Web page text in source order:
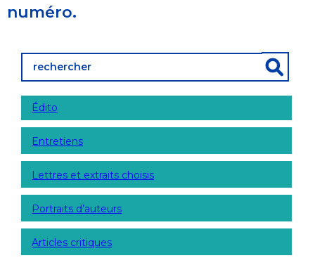
numéro.
Édito
Entretiens
Lettres et extraits choisis
Portraits d’auteurs
Articles critiques